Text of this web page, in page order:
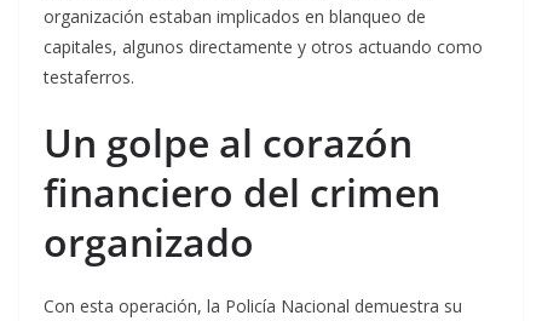
organización estaban implicados en blanqueo de
capitales, algunos directamente y otros actuando como
testaferros.
Un golpe al corazón
financiero del crimen
organizado
Con esta operación, la Policía Nacional demuestra su